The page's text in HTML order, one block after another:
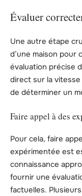
Évaluer
Une autre étape
d’une maison pour
évaluation précise
direct sur la
de déterminer un
Faire appel à des
Pour cela, faire
expérimentée est
connaissance
fournir une
factuelles.